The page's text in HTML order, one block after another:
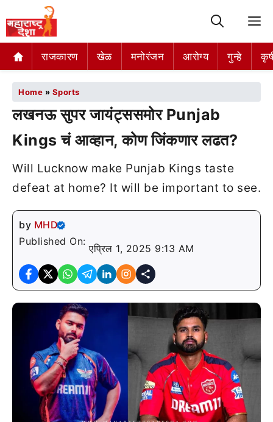
राजकारण खेळ मनोरंजन आरोग्य गुन्हे
Home » Sports
लखनऊ सुपर जायंट्ससमोर Punjab
Kings चं आव्हान, कोण जिंकणार लढत?
Will Lucknow make Punjab Kings taste
defeat at home? It will be important to see.
by MHD
Published On:
एप्रिल 1, 2025 9:13 AM